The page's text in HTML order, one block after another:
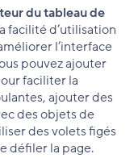
du tableau de
facilité d’utilisation
l’interface
pouvez ajouter
faciliter la
ajouter des
des objets de
des volets figés
défiler la page.